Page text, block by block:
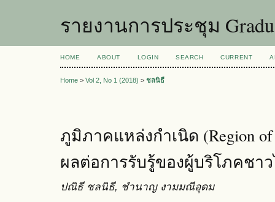
รายงานการประชุม
HOME ABOUT LOGIN SEARCH CURRENT
Home > Vol 2, No 1 (2018) > ชลนิธี
ภูมิภาคแหล่งกำเนิด (Region
ผลต่อการรับรู้ของผู้บริโภคชา
ปณิธี ชลนิธี, ชำนาญ งามมณีอุดม